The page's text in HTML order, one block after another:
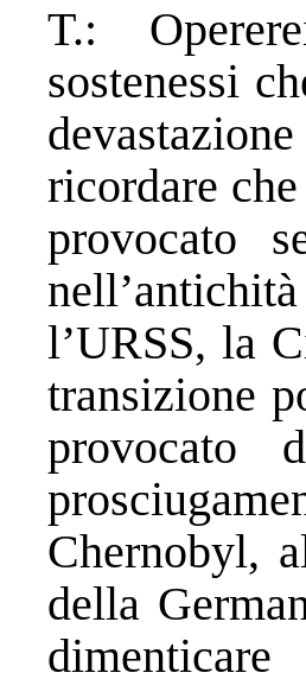
T.:
sostenessi
ricordare
provocato
l’URSS, la
transizione
provocato
Chernobyl,
della